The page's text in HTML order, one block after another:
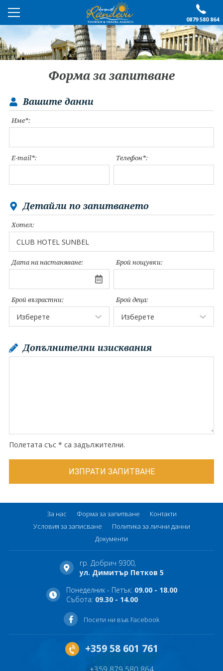
0879 580 864
ПРЕПОРЪЧАНО
ЕКСКУРЗИИ
ПОЧИВКИ
ОЩЕ
Контакти
Условия за записване
Политика за лични
Документи
Форма за запитване
Вашите данни
Име*:
E-mail*: Телефон*:
Детайли по запитването
Хотел:
Дата на настаняване: Брой нощувки:
Брой възрастни: Брой деца:
Допълнителни изисквания
Полетата със * са задължителни.
За нас Форма за запитване
Контакти
Условия за записване
Политика за лични данни
Документи
гр. Добрич 9300,
ул. Димитър Петков 5
Понеделник - Петък: 09.00 - 18.00
Събота: 09.30 - 14.00
Посети ни във Facebook
+359 58 601 761
+359 879 580 864